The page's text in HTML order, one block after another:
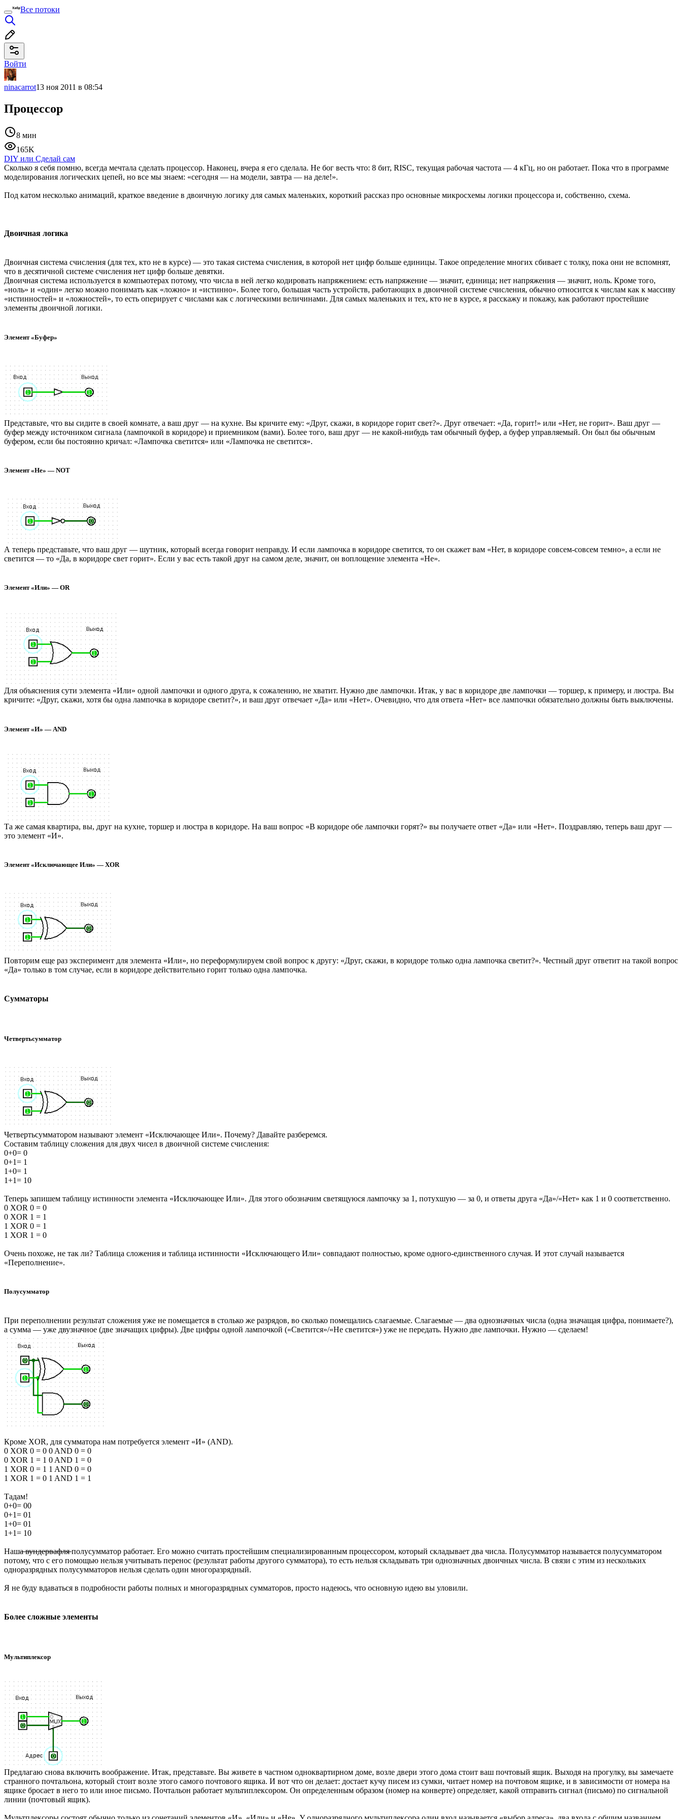
Все потоки
Войти
ninacarrot13 ноя 2011 в 08:54
Процессор
8 мин
165K
DIY или Сделай сам
Сколько я себя помню, всегда мечтала сделать процессор. Наконец, вчера я его сделала. Не бог весть что: 8 бит, RISC, текущая рабочая частота — 4 кГц, но он работает. Пока что в программе
моделирования логических цепей, но все мы знаем: «сегодня — на модели, завтра — на деле!».
Под катом несколько анимаций, краткое введение в двоичную логику для самых маленьких, короткий рассказ про основные микросхемы логики процессора и, собственно, схема.
Двоичная логика
Двоичная система счисления (для тех, кто не в курсе) — это такая система счисления, в которой нет цифр больше единицы. Такое определение многих сбивает с толку, пока они не вспомнят,
что в десятичной системе счисления нет цифр больше девятки.
Двоичная система используется в компьютерах потому, что числа в ней легко кодировать напряжением: есть напряжение — значит, единица; нет напряжения — значит, ноль. Кроме того,
«ноль» и «один» легко можно понимать как «ложно» и «истинно». Более того, большая часть устройств, работающих в двоичной системе счисления, обычно относится к числам как к массиву
«истинностей» и «ложностей», то есть оперирует с числами как с логическими величинами. Для самых маленьких и тех, кто не в курсе, я расскажу и покажу, как работают простейшие
элементы двоичной логики.
Элемент «Буфер»
Представьте, что вы сидите в своей комнате, а ваш друг — на кухне. Вы кричите ему: «Друг, скажи, в коридоре горит свет?». Друг отвечает: «Да, горит!» или «Нет, не горит». Ваш друг —
буфер между источником сигнала (лампочкой в коридоре) и приемником (вами). Более того, ваш друг — не какой-нибудь там обычный буфер, а буфер управляемый. Он был бы обычным
буфером, если бы постоянно кричал: «Лампочка светится» или «Лампочка не светится».
Элемент «Не» — NOT
А теперь представьте, что ваш друг — шутник, который всегда говорит неправду. И если лампочка в коридоре светится, то он скажет вам «Нет, в коридоре совсем-совсем темно», а если не
светится — то «Да, в коридоре свет горит». Если у вас есть такой друг на самом деле, значит, он воплощение элемента «Не».
Элемент «Или» — OR
Для объяснения сути элемента «Или» одной лампочки и одного друга, к сожалению, не хватит. Нужно две лампочки. Итак, у вас в коридоре две лампочки — торшер, к примеру, и люстра. Вы
кричите: «Друг, скажи, хотя бы одна лампочка в коридоре светит?», и ваш друг отвечает «Да» или «Нет». Очевидно, что для ответа «Нет» все лампочки обязательно должны быть выключены.
Элемент «И» — AND
Та же самая квартира, вы, друг на кухне, торшер и люстра в коридоре. На ваш вопрос «В коридоре обе лампочки горят?» вы получаете ответ «Да» или «Нет». Поздравляю, теперь ваш друг —
это элемент «И».
Элемент «Исключающее Или» — XOR
Повторим еще раз эксперимент для элемента «Или», но переформулируем свой вопрос к другу: «Друг, скажи, в коридоре только одна лампочка светит?». Честный друг ответит на такой вопрос
«Да» только в том случае, если в коридоре действительно горит только одна лампочка.
Сумматоры
Четвертьсумматор
Четвертьсумматором называют элемент «Исключающее Или». Почему? Давайте разберемся.
Составим таблицу сложения для двух чисел в двоичной системе счисления:
0+0= 0
0+1= 1
1+0= 1
1+1= 10
Теперь запишем таблицу истинности элемента «Исключающее Или». Для этого обозначим светящуюся лампочку за 1, потухшую — за 0, и ответы друга «Да»/«Нет» как 1 и 0 соответственно.
0 XOR 0 = 0
0 XOR 1 = 1
1 XOR 0 = 1
1 XOR 1 = 0
Очень похоже, не так ли? Таблица сложения и таблица истинности «Исключающего Или» совпадают полностью, кроме одного-единственного случая. И этот случай называется
«Переполнение».
Полусумматор
При переполнении результат сложения уже не помещается в столько же разрядов, во сколько помещались слагаемые. Слагаемые — два однозначных числа (одна значащая цифра, понимаете?),
а сумма — уже двузначное (две значащих цифры). Две цифры одной лампочкой («Светится»/«Не светится») уже не передать. Нужно две лампочки. Нужно — сделаем!
Кроме XOR, для сумматора нам потребуется элемент «И» (AND).
0 XOR 0 = 0 0 AND 0 = 0
0 XOR 1 = 1 0 AND 1 = 0
1 XOR 0 = 1 1 AND 0 = 0
1 XOR 1 = 0 1 AND 1 = 1
Тадам!
0+0= 00
0+1= 01
1+0= 01
1+1= 10
Наша вундервафляполусумматор работает. Его можно считать простейшим специализированным процессором, который складывает два числа. Полусумматор называется полусумматором
потому, что с его помощью нельзя учитывать перенос (результат работы другого сумматора), то есть нельзя складывать три однозначных двоичных числа. В связи с этим из нескольких
одноразрядных полусумматоров нельзя сделать один многоразрядный.
Я не буду вдаваться в подробности работы полных и многоразрядных сумматоров, просто надеюсь, что основную идею вы уловили.
Более сложные элементы
Мультиплексор
Предлагаю снова включить воображение. Итак, представьте. Вы живете в частном одноквартирном доме, возле двери этого дома стоит ваш почтовый ящик. Выходя на прогулку, вы замечаете
странного почтальона, который стоит возле этого самого почтового ящика. И вот что он делает: достает кучу писем из сумки, читает номер на почтовом ящике, и в зависимости от номера на
ящике бросает в него то или иное письмо. Почтальон работает мультиплексором. Он определенным образом (номер на конверте) определяет, какой отправить сигнал (письмо) по сигнальной
линии (почтовый ящик).